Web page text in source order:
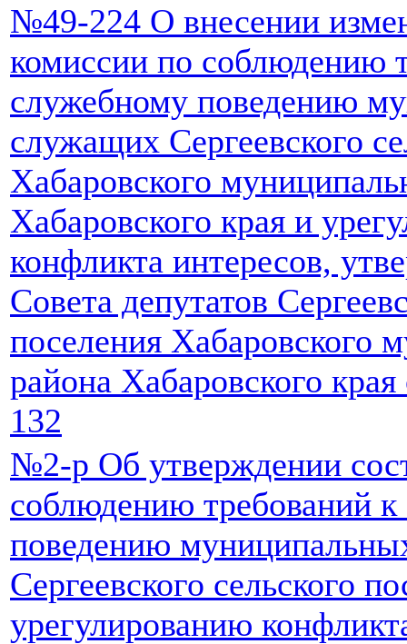
№49-224 О внесении
комиссии по соблюдению
служебному поведению
служащих Сергеевского
Хабаровского
Хабаровского края и
конфликта интересов,
Совета депутатов
поселения Хабаровского
района Хабаровского
132
№2-р Об утверждении
соблюдению требований
поведению
Сергеевского сельского
урегулированию